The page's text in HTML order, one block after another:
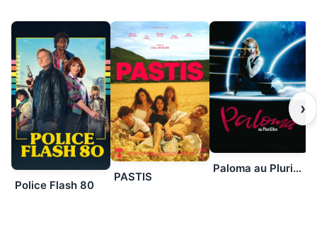
Police Flash 80
PASTIS
Paloma au PluriElles
›